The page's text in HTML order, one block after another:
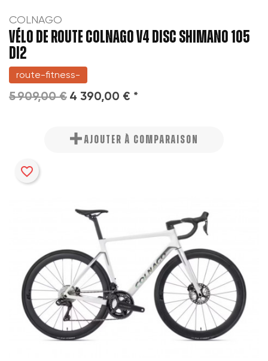
COLNAGO
VÉLO DE ROUTE COLNAGO V4 DISC SHIMANO 105
DI2
route-fitness-
5 909,00 € 4 390,00 € *
AJOUTER À COMPARAISON
favorite_border